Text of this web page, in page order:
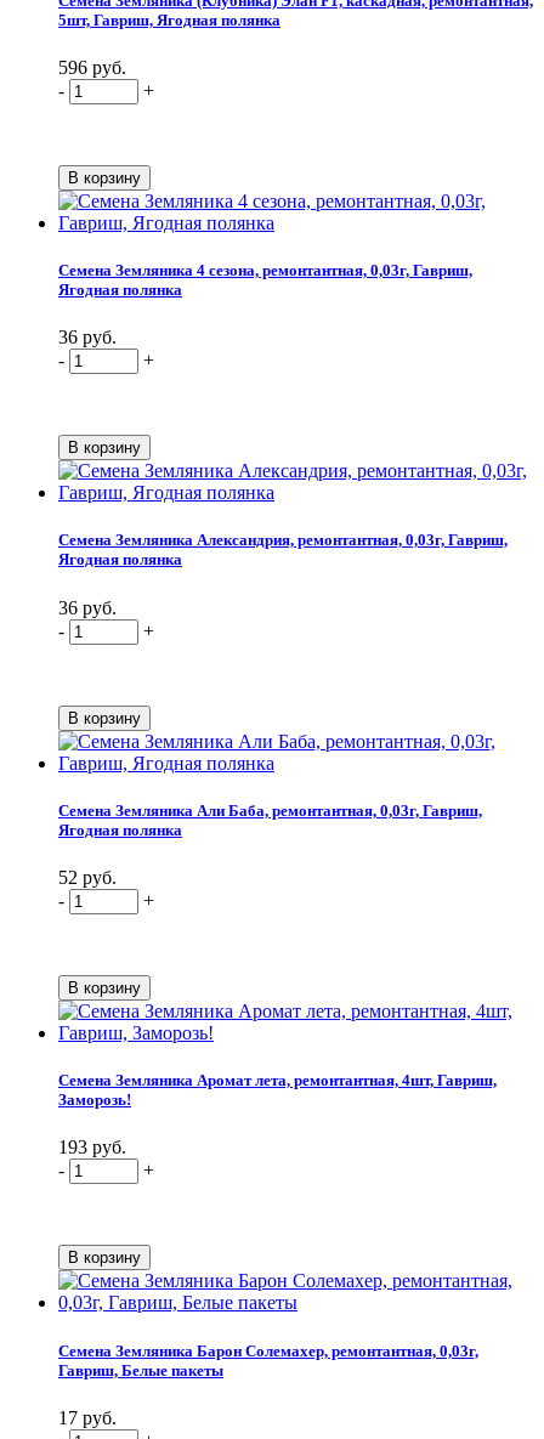
5шт, Гавриш, Ягодная полянка
596 руб.
-
+
Семена Земляника 4 сезона, ремонтантная, 0,03г, Гавриш,
Ягодная полянка
36 руб.
-
+
Семена Земляника Александрия, ремонтантная, 0,03г, Гавриш,
Ягодная полянка
36 руб.
-
+
Семена Земляника Али Баба, ремонтантная, 0,03г, Гавриш,
Ягодная полянка
52 руб.
-
+
Семена Земляника Аромат лета, ремонтантная, 4шт, Гавриш,
Заморозь!
193 руб.
-
+
Семена Земляника Барон Солемахер, ремонтантная, 0,03г,
Гавриш, Белые пакеты
17 руб.